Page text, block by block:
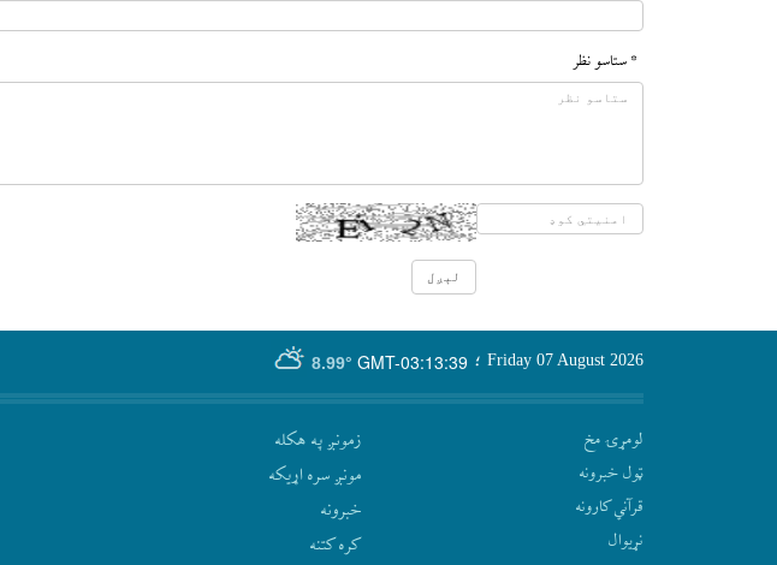
* ستاسو نظر
GMT-03:13:39
8.99° Friday 07 August 2026 ؛
لومړۍ مخ
ټول خبرونه
قرآني کارونه
نړيوال
زمونږ په هکله
مونږ سره اړيکه
‫خبرونه
کره کتنه